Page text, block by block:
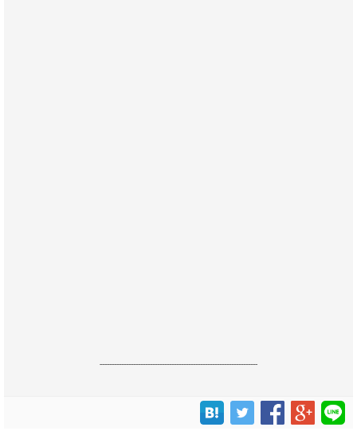
------------------------------------------------------------------